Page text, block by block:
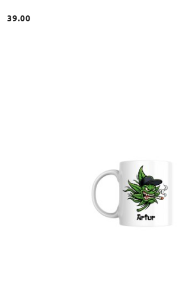
Cena:
39.00